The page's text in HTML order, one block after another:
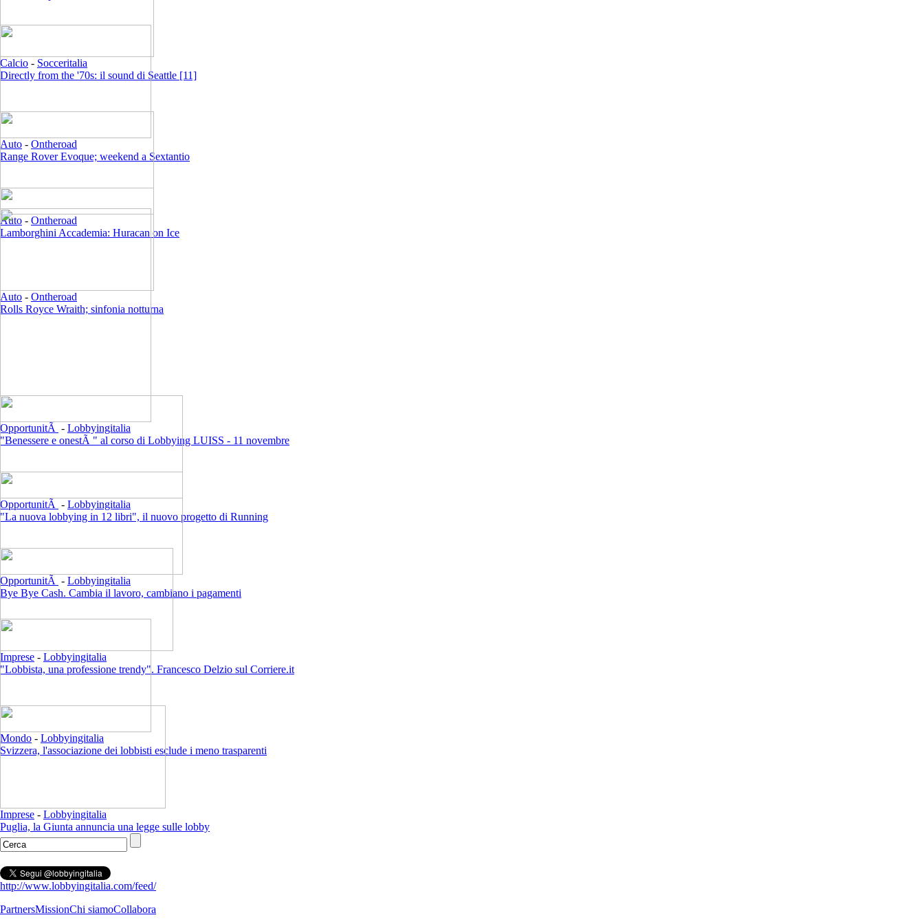
Calcio - Socceritalia
Directly from the '70s: il sound di Seattle [11]
Auto - Ontheroad
Range Rover Evoque; weekend a Sextantio
Auto - Ontheroad
Lamborghini Accademia: Huracan on Ice
Auto - Ontheroad
Rolls Royce Wraith; sinfonia notturna
OpportunitÃ - Lobbyingitalia
"Benessere e onestÃ " al corso di Lobbying LUISS - 11 novembre
OpportunitÃ - Lobbyingitalia
"La nuova lobbying in 12 libri", il nuovo progetto di Running
OpportunitÃ - Lobbyingitalia
Bye Bye Cash. Cambia il lavoro, cambiano i pagamenti
Imprese - Lobbyingitalia
"Lobbista, una professione trendy". Francesco Delzio sul Corriere.it
Mondo - Lobbyingitalia
Svizzera, l'associazione dei lobbisti esclude i meno trasparenti
Imprese - Lobbyingitalia
Puglia, la Giunta annuncia una legge sulle lobby
http://www.lobbyingitalia.com/feed/
PartnersMissionChi siamoCollabora